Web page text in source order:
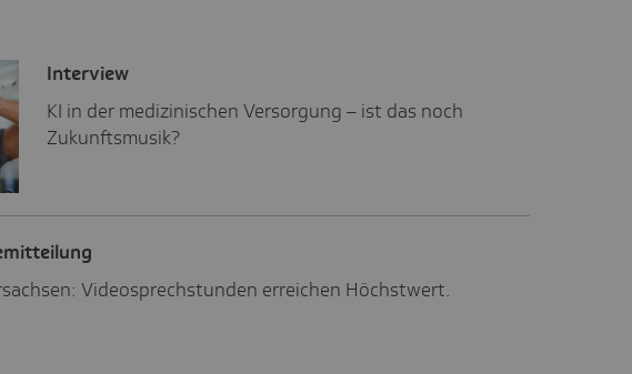
Inter­view
KI in der medizinischen Versorgung – ist das noch
Zukunftsmusik?
Videosprechstunden erreichen Höchstwert.